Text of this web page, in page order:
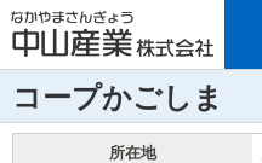
コープかごしま
所在地